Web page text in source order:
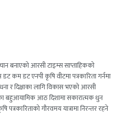
बनाएको आरसी टाइम्स साप्ताहिकको
कम डट एनपी कृषि वीटमा पत्रकारिता गर्नमा
र दिक्षाका लागि विकास भएको आरसी
बहुआयामिक आठ दिशामा सकारात्मक धुन
गौरवमय यात्रामा निरन्तर रहने